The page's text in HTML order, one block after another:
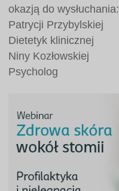
okazją do wysłuchania:
Patrycji Przybylskiej
Dietetyk klinicznej
Niny Kozłowskiej
Psycholog